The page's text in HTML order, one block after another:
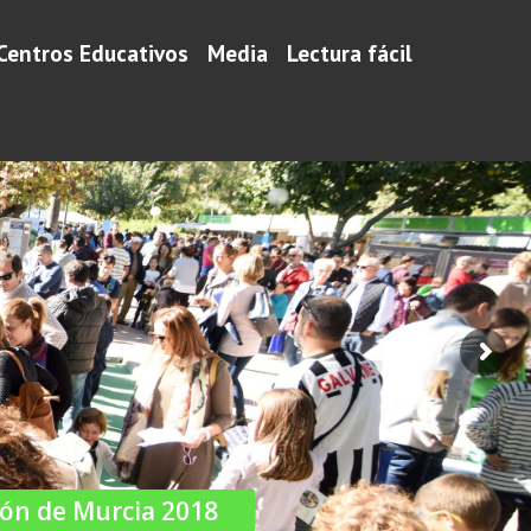
Educativos Media Lectura fácil
de Murcia 2018